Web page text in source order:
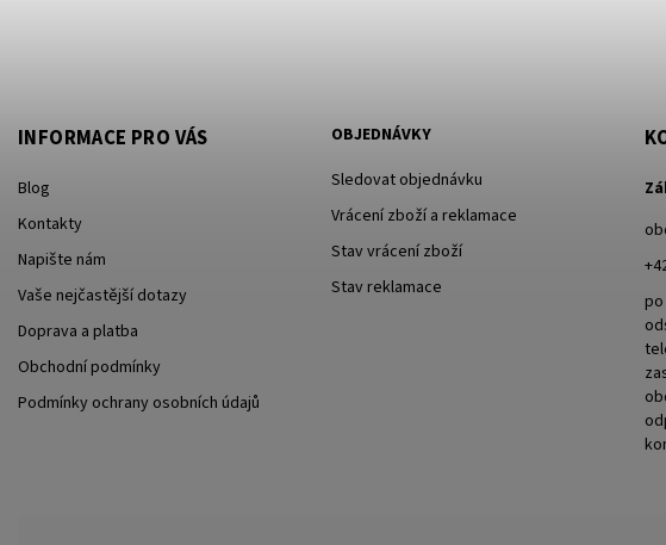
INFORMACE PRO VÁS
Blog
Kontakty
Napište nám
Vaše nejčastější dotazy
Doprava a platba
Obchodní podmínky
Podmínky ochrany osobních údajů
OBJEDNÁVKY
Sledovat objednávku
Vrácení zboží a reklamace
Stav vrácení zboží
Stav reklamace
po